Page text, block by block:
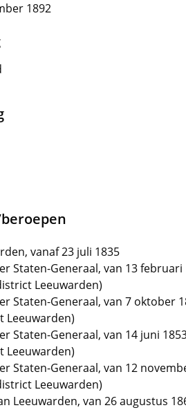
1892
vanaf 23 juli 1835
Staten-Generaal, van 13
Leeuwarden)
Staten-Generaal, van 7 oktober
Leeuwarden)
Staten-Generaal, van 14 juni
Leeuwarden)
Staten-Generaal, van 12
Leeuwarden)
Leeuwarden, van 26 augustus